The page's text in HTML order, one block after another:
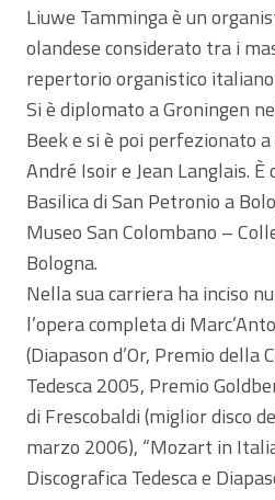
Liuwe Tamminga è un
olandese considerato tra i
repertorio organistico
Si è diplomato a Groningen
Beek e si è poi perfezionato
André Isoir e Jean Langlais.
Basilica di San Petronio a
Museo San Colombano –
Bologna.
Nella sua carriera ha inciso
l’opera completa di
(Diapason d’Or, Premio della
Tedesca 2005, Premio
di Frescobaldi (miglior disco
marzo 2006), “Mozart in
Discografica Tedesca e